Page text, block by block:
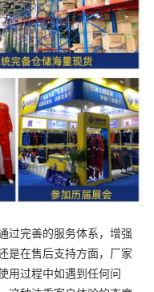
过完善的服务体系，增强
是在售后支持方面，厂家
用过程中如遇到任何问